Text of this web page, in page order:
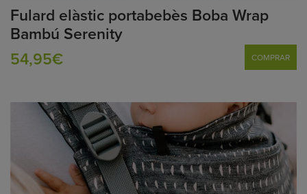
Fulard elàstic portabebès Boba Wrap
Bambú Serenity
54,95€
COMPRAR